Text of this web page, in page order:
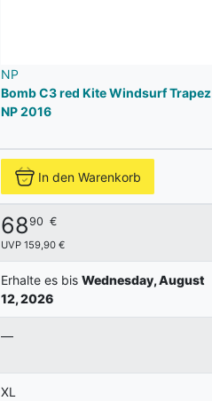
NP
Bomb C3 red Kite Windsurf Trapez
NP 2016
In den Warenkorb
6890 €
UVP 159,90 €
Erhalte es bis Wednesday, August
12, 2026
—
XL